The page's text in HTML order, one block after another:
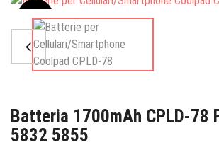
Sale
Batteria 1700mAh CPLD-78
5832 5855